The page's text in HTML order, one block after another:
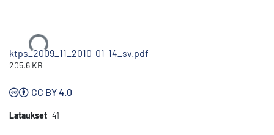
Ladataan...
ktps_2009_11_2010-01-14_sv.pdf
205.6 KB
CC BY 4.0
Lataukset 41